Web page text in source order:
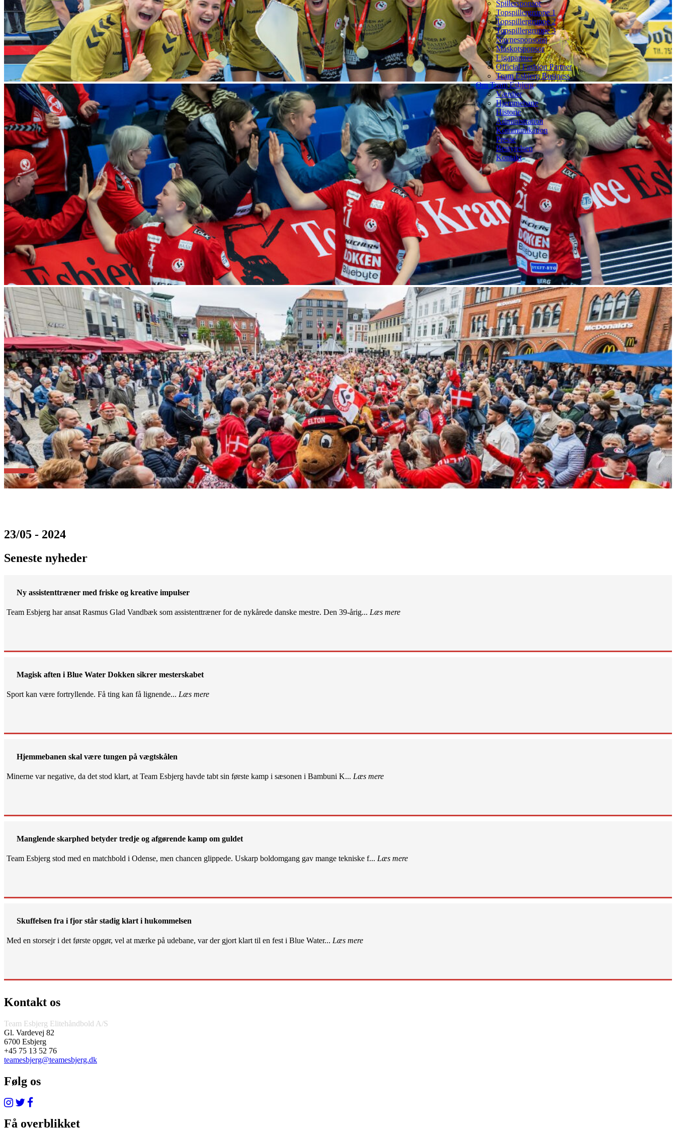
Spillersponsor
Topspillergruppe 1
Topspillergruppe 2
Topspillergruppe 3
Navnesponsorat
Maskotsponsor
Ligapartner
Official Fashion Partner
Team Esbjerg Business
Om Team Esbjerg
Værdier
Hjemmebane
Historie
Administration
Kommunikation
Presse
Bestyrelsen
Kontakt
23/05 - 2024
Seneste nyheder
Ny assistenttræner med friske og kreative impulser
Team Esbjerg har ansat Rasmus Glad Vandbæk som assistenttræner for de nykårede danske mestre. Den 39-årig... Læs mere
Magisk aften i Blue Water Dokken sikrer mesterskabet
Sport kan være fortryllende. Få ting kan få lignende... Læs mere
Hjemmebanen skal være tungen på vægtskålen
Minerne var negative, da det stod klart, at Team Esbjerg havde tabt sin første kamp i sæsonen i Bambuni K... Læs mere
Manglende skarphed betyder tredje og afgørende kamp om guldet
Team Esbjerg stod med en matchbold i Odense, men chancen glippede. Uskarp boldomgang gav mange tekniske f... Læs mere
Skuffelsen fra i fjor står stadig klart i hukommelsen
Med en storsejr i det første opgør, vel at mærke på udebane, var der gjort klart til en fest i Blue Water... Læs mere
Kontakt os
Team Esbjerg Elitehåndbold A/S
Gl. Vardevej 82
6700 Esbjerg
+45 75 13 52 76
teamesbjerg@teamesbjerg.dk
Følg os
Få overblikket